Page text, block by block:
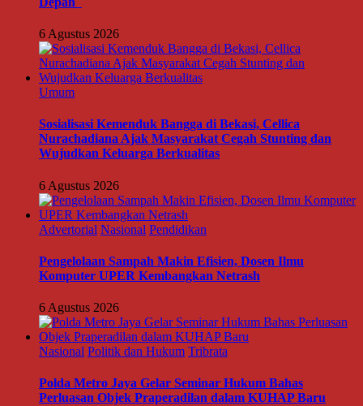
6 Agustus 2026
Umum
Sosialisasi Kemenduk Bangga di Bekasi, Cellica
Nurachadiana Ajak Masyarakat Cegah Stunting dan
Wujudkan Keluarga Berkualitas
6 Agustus 2026
Advertorial Nasional Pendidikan
Pengelolaan Sampah Makin Efisien, Dosen Ilmu
Komputer UPER Kembangkan Netrash
6 Agustus 2026
Nasional Politik dan Hukum Tribrata
Polda Metro Jaya Gelar Seminar Hukum Bahas
Perluasan Objek Praperadilan dalam KUHAP Baru